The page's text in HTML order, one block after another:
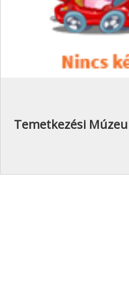
Temetkezési